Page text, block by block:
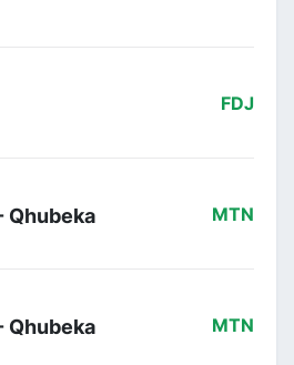
FDJ
Qhubeka MTN
Qhubeka MTN